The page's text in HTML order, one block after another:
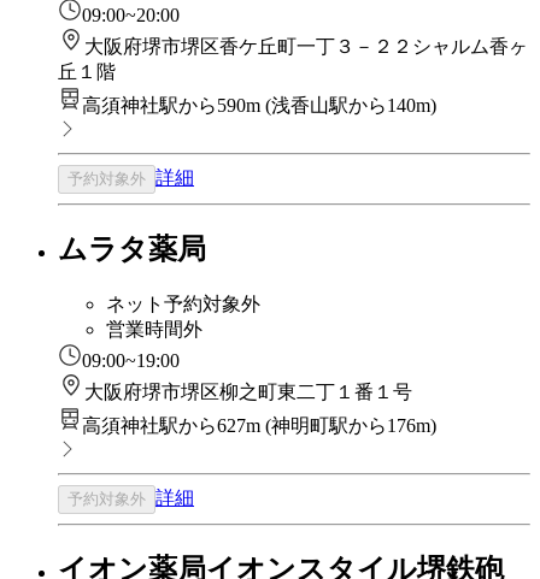
09:00~20:00
大阪府堺市堺区香ケ丘町一丁３－２２シャルム香ヶ
丘１階
高須神社駅から590m (浅香山駅から140m)
予約対象外 詳細
ムラタ薬局
ネット予約対象外
営業時間外
09:00~19:00
大阪府堺市堺区柳之町東二丁１番１号
高須神社駅から627m (神明町駅から176m)
予約対象外 詳細
イオン薬局イオンスタイル堺鉄砲